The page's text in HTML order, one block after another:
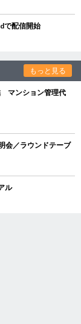
で配信開始
もっと見る
マンション管理代
会／ラウンドテーブ
ル